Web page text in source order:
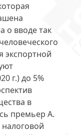
о вводе так
экспортной
г.) до 5%
в
премьер А.
налоговой